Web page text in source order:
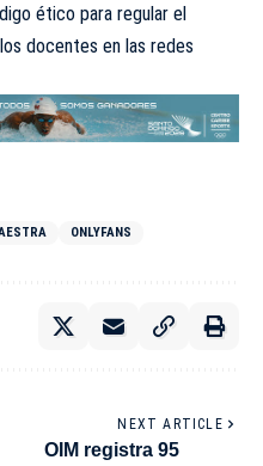
ético para regular el
docentes en las redes
ONLYFANS
NEXT ARTICLE
OIM registra 95